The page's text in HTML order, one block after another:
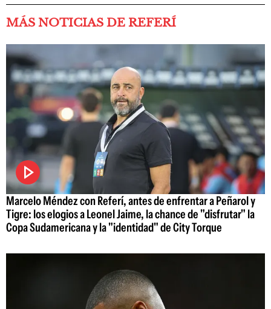
MÁS NOTICIAS DE REFERÍ
Marcelo Méndez con Referí, antes de enfrentar a Peñarol y
Tigre: los elogios a Leonel Jaime, la chance de "disfrutar" la
Copa Sudamericana y la "identidad" de City Torque